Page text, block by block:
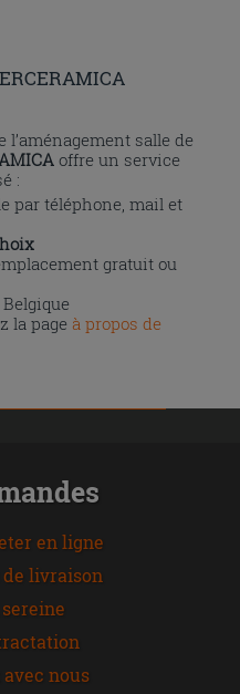
l’aménagement salle de
offre un service
:
par téléphone, mail et
gratuit ou
la page à propos de
en ligne
livraison
nous